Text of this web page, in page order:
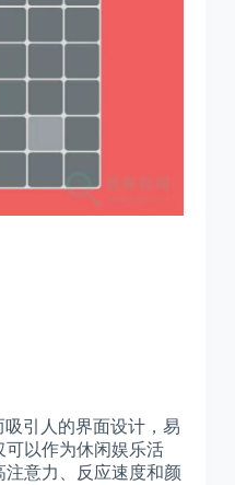
引人的界面设计，易
以作为休闲娱乐活
意力、反应速度和颜